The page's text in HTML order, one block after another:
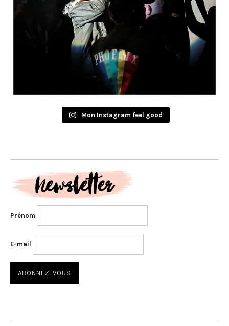
Mon Instagram feel good
Prénom
E-mail